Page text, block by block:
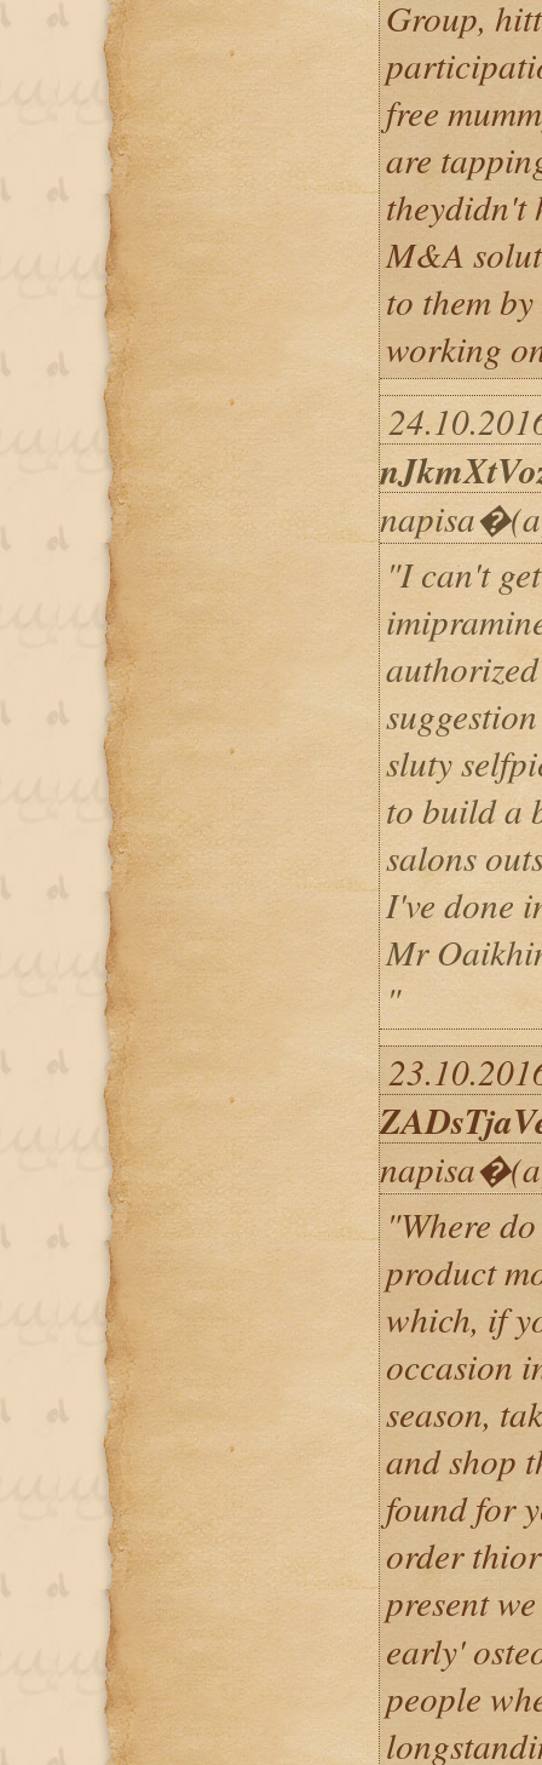
Group,
free
are
theydidn't
M&A
to them
working
"I can't
sluty
to build a
salons
I've done
Mr
"
"Where
product
which, if
occasion
season,
and shop
found for
order
present
early'
people